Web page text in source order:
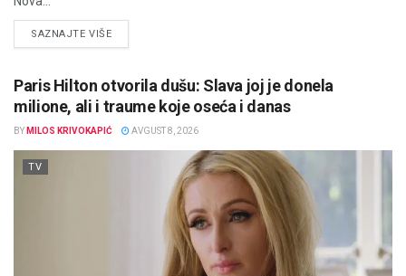
SAZNAJTE VIŠEDETAILS
Paris Hilton otvorila dušu: Slava joj je donela
milione, ali i traume koje oseća i danas
BY MILOS KRIVOKAPIĆ AVGUST 8, 2026
TV